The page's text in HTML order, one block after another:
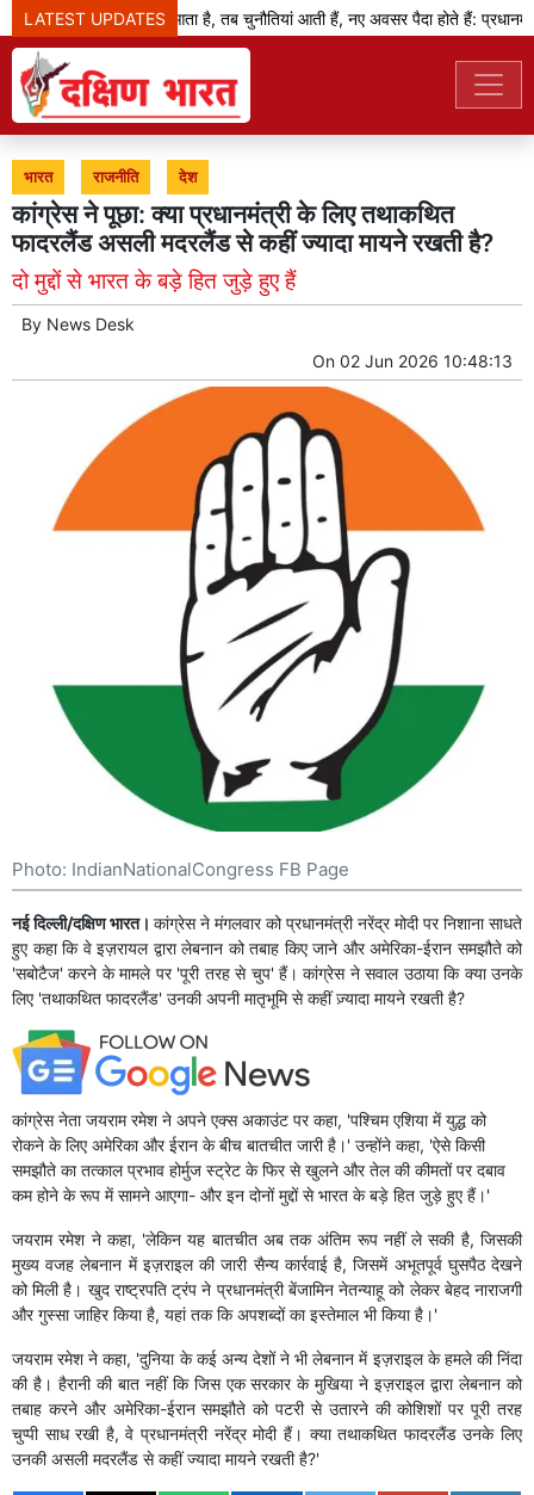
LATEST UPDATES
जब बदलाव का दौर आता है, तब चुनौतियां आती हैं, नए अवसर पैदा होते हैं: प्रधानमंत्री
भारत राजनीति देश
कांग्रेस ने पूछा: क्या प्रधानमंत्री के लिए तथाकथित
फादरलैंड असली मदरलैंड से कहीं ज्यादा मायने रखती है?
दो मुद्दों से भारत के बड़े हित जुड़े हुए हैं
By News Desk
On 02 Jun 2026 10:48:13
Photo: IndianNationalCongress FB Page
नई दिल्ली/दक्षिण भारत। कांग्रेस ने मंगलवार को प्रधानमंत्री नरेंद्र मोदी पर निशाना साधते
हुए कहा कि वे इज़रायल द्वारा लेबनान को तबाह किए जाने और अमेरिका-ईरान समझौते को
'सबोटैज' करने के मामले पर 'पूरी तरह से चुप' हैं। कांग्रेस ने सवाल उठाया कि क्या उनके
लिए 'तथाकथित फादरलैंड' उनकी अपनी मातृभूमि से कहीं ज़्यादा मायने रखती है?
कांग्रेस नेता जयराम रमेश ने अपने एक्स अकाउंट पर कहा, 'पश्चिम एशिया में युद्ध को
रोकने के लिए अमेरिका और ईरान के बीच बातचीत जारी है।' उन्होंने कहा, 'ऐसे किसी
समझौते का तत्काल प्रभाव होर्मुज स्ट्रेट के फिर से खुलने और तेल की कीमतों पर दबाव
कम होने के रूप में सामने आएगा- और इन दोनों मुद्दों से भारत के बड़े हित जुड़े हुए हैं।'
जयराम रमेश ने कहा, 'लेकिन यह बातचीत अब तक अंतिम रूप नहीं ले सकी है, जिसकी
मुख्य वजह लेबनान में इज़राइल की जारी सैन्य कार्रवाई है, जिसमें अभूतपूर्व घुसपैठ देखने
को मिली है। खुद राष्ट्रपति ट्रंप ने प्रधानमंत्री बेंजामिन नेतन्याहू को लेकर बेहद नाराजगी
और गुस्सा जाहिर किया है, यहां तक कि अपशब्दों का इस्तेमाल भी किया है।'
जयराम रमेश ने कहा, 'दुनिया के कई अन्य देशों ने भी लेबनान में इज़राइल के हमले की निंदा
की है। हैरानी की बात नहीं कि जिस एक सरकार के मुखिया ने इज़राइल द्वारा लेबनान को
तबाह करने और अमेरिका-ईरान समझौते को पटरी से उतारने की कोशिशों पर पूरी तरह
चुप्पी साध रखी है, वे प्रधानमंत्री नरेंद्र मोदी हैं। क्या तथाकथित फादरलैंड उनके लिए
उनकी असली मदरलैंड से कहीं ज्यादा मायने रखती है?'